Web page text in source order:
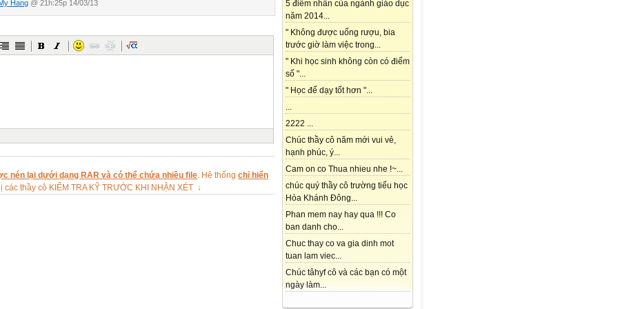
5 điểm nhấn của ngành giáo dục
năm 2014...
" Không được uống rượu, bia
trước giờ làm việc trong...
" Khi học sinh không còn có điểm
số "...
" Học để dạy tốt hơn "...
2222 ...
Chúc thầy cô năm mới vui vẻ,
hạnh phúc, ý...
Cam on co Thua nhieu nhe !~...
chúc quý thầy cô trường tiểu học
Hòa Khánh Đông...
Phan mem nay hay qua !!! Co
ban danh cho...
Chuc thay co va gia dinh mot
tuan lam viec...
Chúc tâhyf cô và các bạn có một
ngày làm...
ua hay uơ
Hang @ 21h:25p 14/03/13
nén lại dưới dạng RAR và có thể chứa nhiều file . Hệ thống chỉ hiển
các thầy cô KIỂM TRA KỸ TRƯỚC KHI NHẬN XÉT ↓